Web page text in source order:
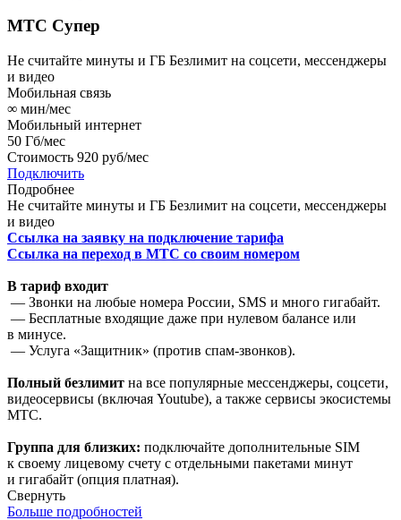
МТС Супер
Не считайте минуты и ГБ Безлимит на соцсети, мессенджеры
и видео
Мобильная связь
∞ мин/мес
Мобильный интернет
50 Гб/мес
Стоимость 920 руб/мес
Подключить
Подробнее
Не считайте минуты и ГБ Безлимит на соцсети, мессенджеры
и видео
Ссылка на заявку на подключение тарифа
Ссылка на переход в МТС со своим номером
В тариф входит
— Звонки на любые номера России, SMS и много гигабайт.
— Бесплатные входящие даже при нулевом балансе или
в минусе.
— Услуга «Защитник» (против спам-звонков).
Полный безлимит на все популярные мессенджеры, соцсети,
видеосервисы (включая Youtube), а также сервисы экосистемы
МТС.
Группа для близких: подключайте дополнительные SIM
к своему лицевому счету с отдельными пакетами минут
и гигабайт (опция платная).
Свернуть
Больше подробностей